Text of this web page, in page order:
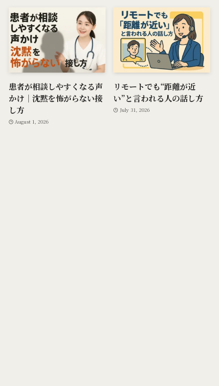
患者が相談しやすくなる声
かけ｜沈黙を怖がらない接
し方
August 1, 2026
リモートでも“距離が近
い”と言われる人の話し方
July 31, 2026